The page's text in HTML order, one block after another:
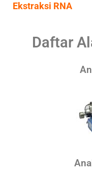
Ekstraksi RNA
Daftar